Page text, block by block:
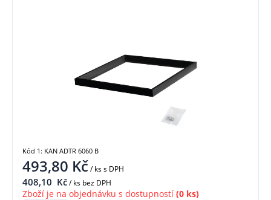
493,80 Kč/ kss DPH
408,10 Kč/ ks bez DPH
Zboží je na objednávku s dostupností (0 ks)
Kód 1: KAN ADTR 6060 B